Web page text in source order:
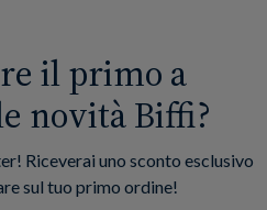
il primo a
novità Biffi?
Riceverai uno sconto esclusivo
sul tuo primo ordine!